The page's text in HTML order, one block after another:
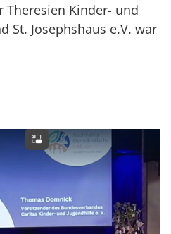
Theresien Kinder- und
St. Josephshaus e.V. war